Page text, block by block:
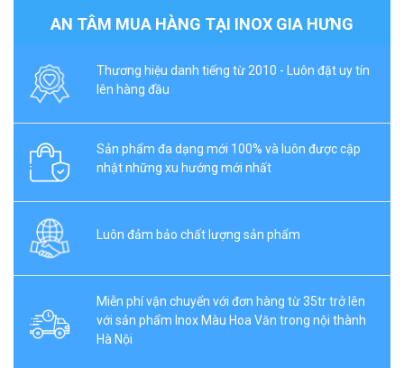
AN TÂM MUA HÀNG TẠI INOX GIA HƯNG
Thương hiệu danh tiếng từ 2010 - Luôn đặt uy tín
lên hàng đầu
Sản phẩm đa dạng mới 100% và luôn được cập
nhật những xu hướng mới nhất
Luôn đảm bảo chất lượng sản phẩm
Miễn phí vận chuyển với đơn hàng từ 35tr trở lên
với sản phẩm Inox Màu Hoa Văn trong nội thành
Hà Nội